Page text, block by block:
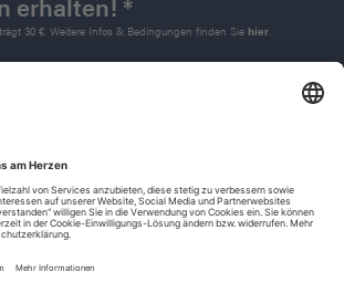
30 €. Weitere Infos & Bedingungen finden Sie hier.